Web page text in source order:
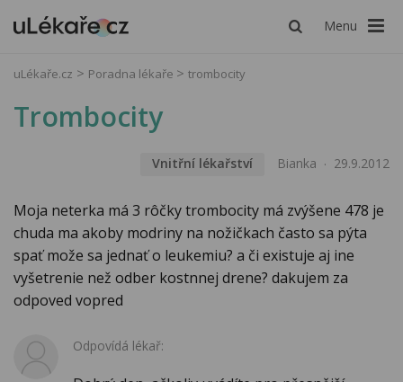
Menu
uLékaře.cz Poradna lékaře trombocity
Trombocity
Vnitřní lékařství Bianka 29.9.2012
Moja neterka má 3 rôčky trombocity má zvýšene 478 je
chuda ma akoby modriny na nožičkach často sa pýta
spať može sa jednať o leukemiu? a či existuje aj ine
vyšetrenie než odber kostnnej drene? dakujem za
odpoved vopred
Odpovídá lékař: